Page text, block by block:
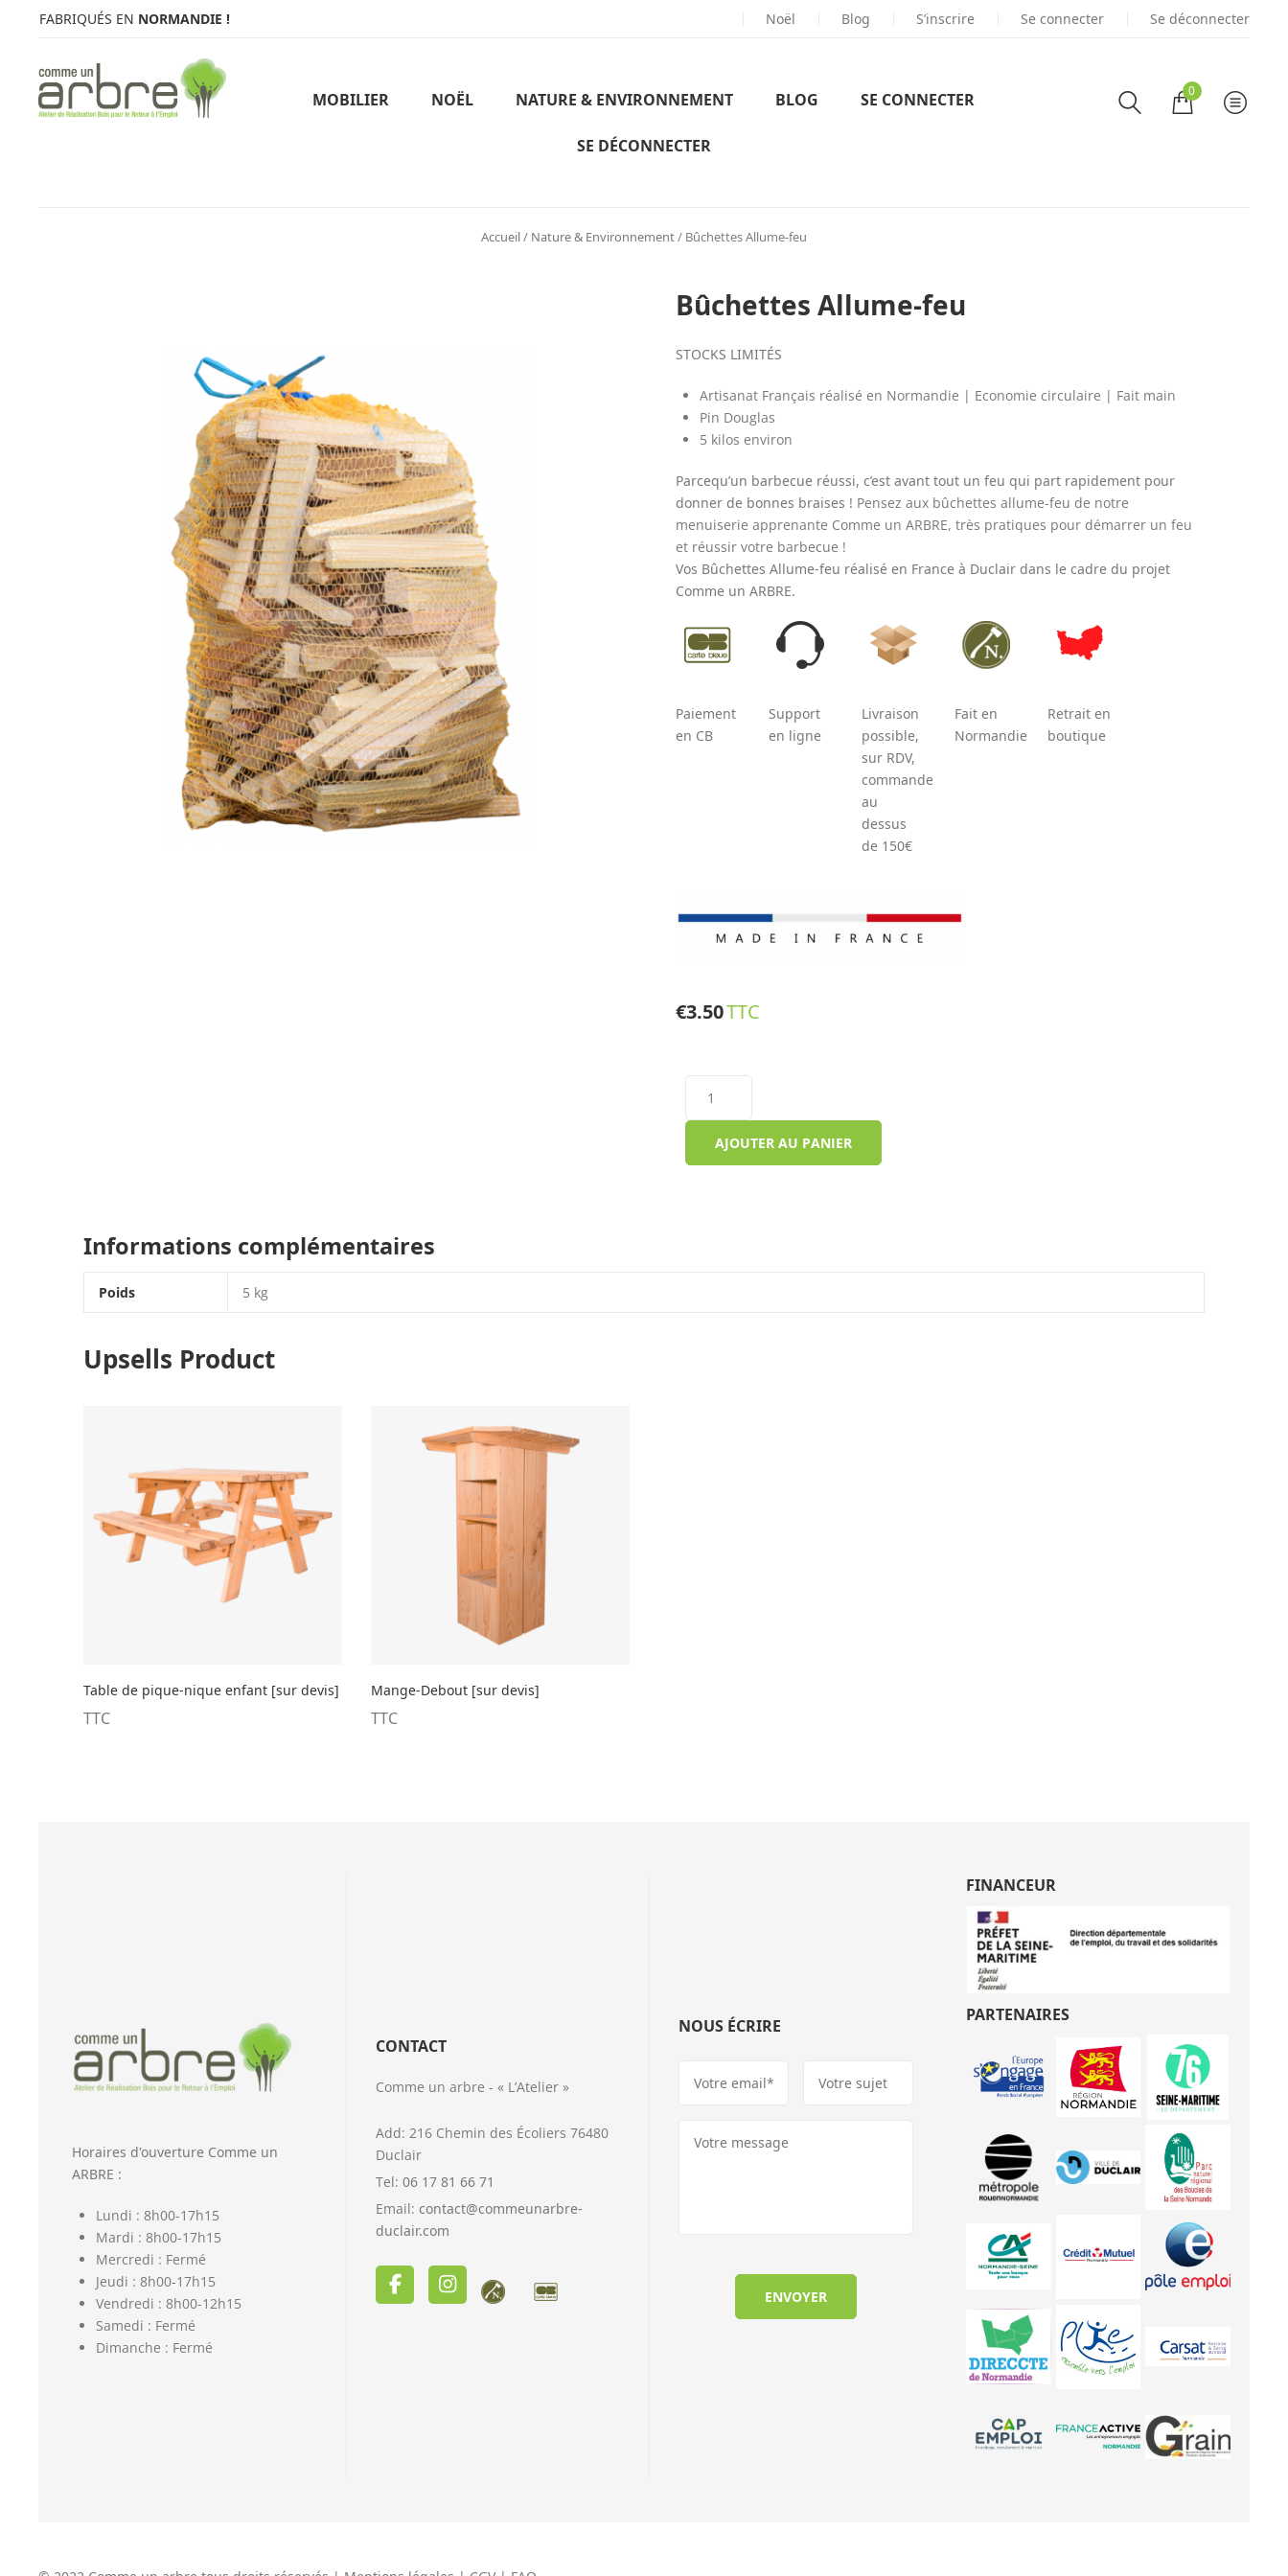
FABRIQUÉS EN NORMANDIE ! DÉCOUVREZNOS GAMMES DE PRODUITS
Noël Blog S’inscrire Se connecter Se déconnecter
MOBILIER NOËL NATURE & ENVIRONNEMENT BLOG SE CONNECTER
SE DÉCONNECTER
0
Accueil/ Nature & Environnement/ Bûchettes Allume-feu
Bûchettes Allume-feu
STOCKS LIMITÉS
Artisanat Français réalisé en Normandie | Economie circulaire | Fait main
Pin Douglas
5 kilos environ
Parcequ’un barbecue réussi, c’est avant tout un feu qui part rapidement pour
donner de bonnes braises ! Pensez aux bûchettes allume-feu de notre
menuiserie apprenante Comme un ARBRE, très pratiques pour démarrer un feu
et réussir votre barbecue !
Vos Bûchettes Allume-feu réalisé en France à Duclair dans le cadre du projet
Comme un ARBRE.
Paiement
en CB
Support
en ligne
Livraison
possible,
sur RDV,
commande
au
dessus
de 150€
Fait en
Normandie
Retrait en
boutique
€3.50TTC
AJOUTER AU PANIER
Informations complémentaires
Poids 5 kg
Upsells Product
Table de pique-nique enfant [sur devis]
TTC
LIRE LA SUITE
Mange-Debout [sur devis]
TTC
LIRE LA SUITE
Horaires d'ouverture Comme un
ARBRE :
Lundi : 8h00-17h15
Mardi : 8h00-17h15
Mercredi : Fermé
Jeudi : 8h00-17h15
Vendredi : 8h00-12h15
Samedi : Fermé
Dimanche : Fermé
CONTACT
Comme un arbre - « L’Atelier »
Add: 216 Chemin des Écoliers 76480
Duclair
Tel: 06 17 81 66 71
Email: contact@commeunarbre-
duclair.com
NOUS ÉCRIRE
FINANCEUR
PARTENAIRES